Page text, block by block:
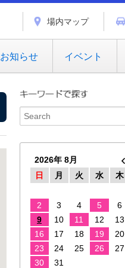
場内マップ
お知らせ イベント
2026年 8月
日
月 火 水 木
2
3 4 5 6
9
10 11 12 13
16
17 18 19 20
23
24 25 26 27
30
31